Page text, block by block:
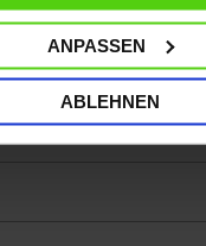
ANPASSEN
ABLEHNEN